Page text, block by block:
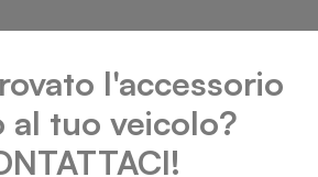
l'accessorio
al tuo veicolo?